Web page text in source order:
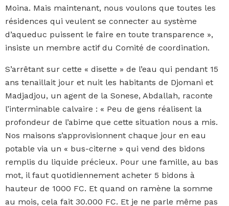
Moina. Mais maintenant, nous voulons que toutes les
résidences qui veulent se connecter au système
d’aqueduc puissent le faire en toute transparence »,
insiste un membre actif du Comité de coordination.
S’arrêtant sur cette « disette » de l’eau qui pendant 15
ans tenaillait jour et nuit les habitants de Djomani et
Madjadjou, un agent de la Sonese, Abdallah, raconte
l’interminable calvaire : « Peu de gens réalisent la
profondeur de l’abime que cette situation nous a mis.
Nos maisons s’approvisionnent chaque jour en eau
potable via un « bus-citerne » qui vend des bidons
remplis du liquide précieux. Pour une famille, au bas
mot, il faut quotidiennement acheter 5 bidons à
hauteur de 1000 FC. Et quand on ramène la somme
au mois, cela fait 30.000 FC. Et je ne parle même pas